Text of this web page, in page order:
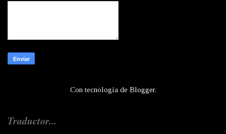
Con tecnología de Blogger.
Traductor...